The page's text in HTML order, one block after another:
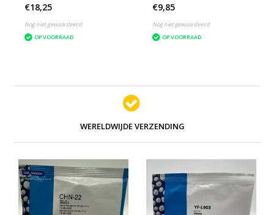
€18,25
Nog niet gewaardeerd
OP VOORRAAD
€9,85
Nog niet gewaardeerd
OP VOORRAAD
WERELDWIJDE VERZENDING